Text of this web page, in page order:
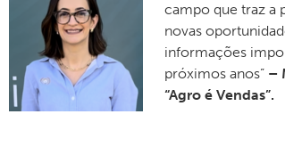
campo que traz a
novas
informações
próximos anos” –
“Agro é Vendas”.